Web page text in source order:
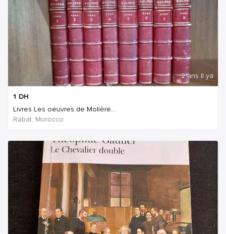
2 ans Il ya
1 DH
Livres Les oeuvres de Molière...
Rabat, Morocco